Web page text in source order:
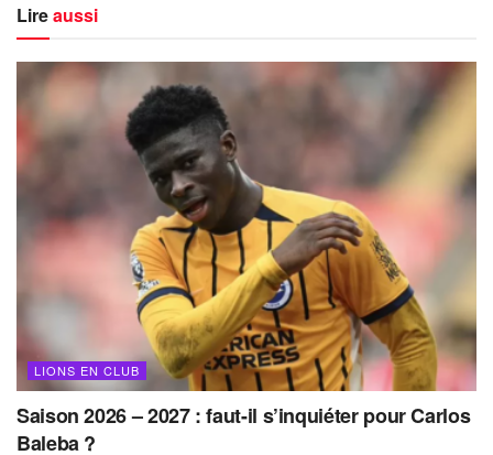
Lireaussi
LIONS EN CLUB
Saison 2026 – 2027 : faut-il s’inquiéter pour Carlos
Baleba ?